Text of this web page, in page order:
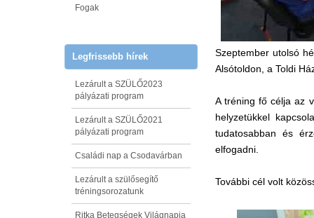
Fogak
Legfrissebb hírek
Lezárult a SZÜLŐ2023
pályázati program
Lezárult a SZÜLŐ2021
pályázati program
Családi nap a Csodavárban
Lezárult a szülősegítő
tréningsorozatunk
Ritka Betegségek Világnapja
Szeptember utolsó
Alsótoldon, a Toldi
A tréning fő célja az
helyzetükkel
tudatosabban és
elfogadni.
További cél volt